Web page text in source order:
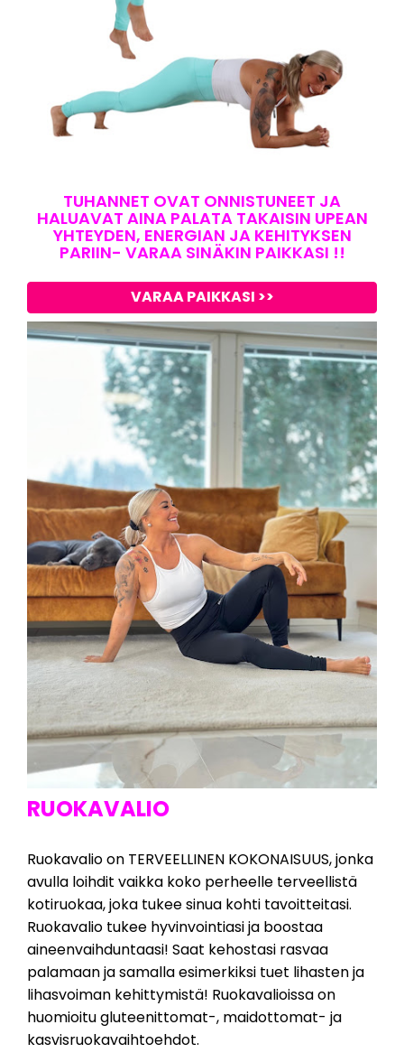
TUHANNET OVAT ONNISTUNEET JA
HALUAVAT AINA PALATA TAKAISIN UPEAN
YHTEYDEN, ENERGIAN JA KEHITYKSEN
PARIIN- VARAA SINÄKIN PAIKKASI !!
VARAA PAIKKASI >>
RUOKAVALIO
Ruokavalio on TERVEELLINEN KOKONAISUUS, jonka
avulla loihdit vaikka koko perheelle terveellistä
kotiruokaa, joka tukee sinua kohti tavoitteitasi.
Ruokavalio tukee hyvinvointiasi ja boostaa
aineenvaihduntaasi! Saat kehostasi rasvaa
palamaan ja samalla esimerkiksi tuet lihasten ja
lihasvoiman kehittymistä! Ruokavalioissa on
huomioitu gluteenittomat-, maidottomat- ja
kasvisruokavaihtoehdot.